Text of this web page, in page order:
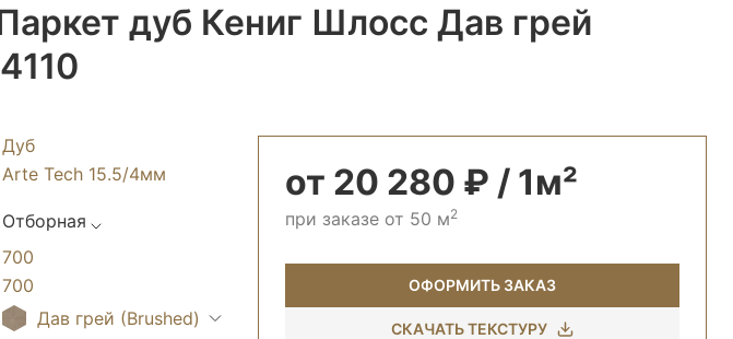
дуб Кениг Шлосс Дав грей
Дуб
Arte Tech 15.5/4мм
Отборная
700
700
Дав грей (Brushed)
от 20 280 ₽ / 1м²
при заказе от 50 м2
ОФОРМИТЬ ЗАКАЗ
СКАЧАТЬ ТЕКСТУРУ